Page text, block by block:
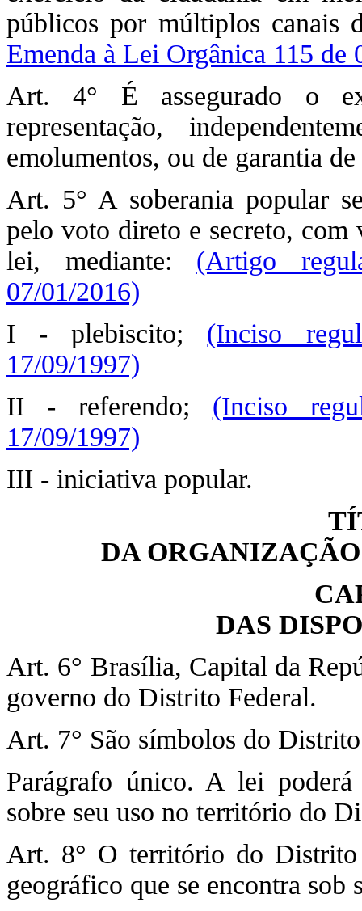
públicos por múltiplos canais
Emenda à Lei Orgânica 115 de
Art. 4° É assegurado o
representação,
emolumentos, ou de garantia
Art. 5° A soberania popular
pelo voto direto e secreto, com
lei, mediante: (Artigo
07/01/2016)
I - plebiscito; (Inciso
17/09/1997)
II - referendo; (Inciso
17/09/1997)
III - iniciativa popular.
DA
DAS
Art. 6° Brasília, Capital da
governo do Distrito Federal.
Art. 7° São símbolos do
Parágrafo único. A lei
sobre seu uso no território do
Art. 8° O território do Distrito
geográfico que se encontra